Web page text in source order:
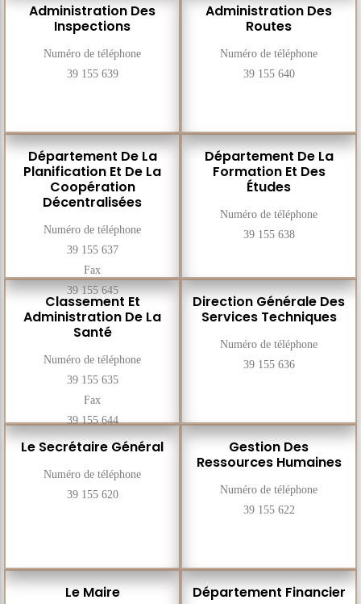
Administration Des
Routes
Numéro de téléphone
39 155 640
Administration Des
Inspections
Numéro de téléphone
39 155 639
Département De La
Formation Et Des
Études
Numéro de téléphone
39 155 638
Département De La
Planification Et De La
Coopération
Décentralisées
Numéro de téléphone
39 155 637
Fax
39 155 645
Direction Générale Des
Services Techniques
Numéro de téléphone
39 155 636
Classement Et
Administration De La
Santé
Numéro de téléphone
39 155 635
Fax
39 155 644
Gestion Des
Ressources Humaines
Numéro de téléphone
39 155 622
Le Secrétaire Général
Numéro de téléphone
39 155 620
Département Financier
Le Maire